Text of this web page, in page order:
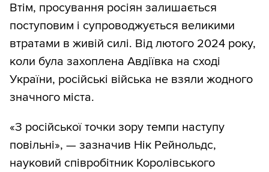
Втім, просування росіян залишається
поступовим і супроводжується великими
втратами в живій силі. Від лютого 2024 року,
коли була захоплена Авдіївка на сході
України, російські війська не взяли жодного
значного міста.
«З російської точки зору темпи наступу
повільні», — зазначив Нік Рейнольдс,
науковий співробітник Королівського